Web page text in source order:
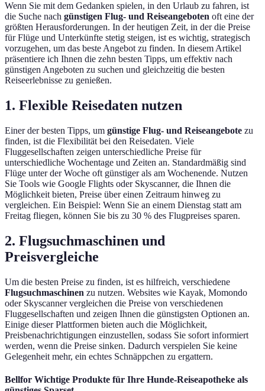
Wenn Sie mit dem Gedanken spielen, in den Urlaub zu fahren, ist
die Suche nach günstigen Flug- und Reiseangeboten oft eine der
größten Herausforderungen. In der heutigen Zeit, in der die Preise
für Flüge und Unterkünfte stetig steigen, ist es wichtig, strategisch
vorzugehen, um das beste Angebot zu finden. In diesem Artikel
präsentiere ich Ihnen die zehn besten Tipps, um effektiv nach
günstigen Angeboten zu suchen und gleichzeitig die besten
Reiseerlebnisse zu genießen.
1. Flexible Reisedaten nutzen
Einer der besten Tipps, um günstige Flug- und Reiseangebote zu
finden, ist die Flexibilität bei den Reisedaten. Viele
Fluggesellschaften zeigen unterschiedliche Preise für
unterschiedliche Wochentage und Zeiten an. Standardmäßig sind
Flüge unter der Woche oft günstiger als am Wochenende. Nutzen
Sie Tools wie Google Flights oder Skyscanner, die Ihnen die
Möglichkeit bieten, Preise über einen Zeitraum hinweg zu
vergleichen. Ein Beispiel: Wenn Sie an einem Dienstag statt am
Freitag fliegen, können Sie bis zu 30 % des Flugpreises sparen.
2. Flugsuchmaschinen und
Preisvergleiche
Um die besten Preise zu finden, ist es hilfreich, verschiedene
Flugsuchmaschinen zu nutzen. Websites wie Kayak, Momondo
oder Skyscanner vergleichen die Preise von verschiedenen
Fluggesellschaften und zeigen Ihnen die günstigsten Optionen an.
Einige dieser Plattformen bieten auch die Möglichkeit,
Preisbenachrichtigungen einzustellen, sodass Sie sofort informiert
werden, wenn die Preise sinken. Dadurch verspielen Sie keine
Gelegenheit mehr, ein echtes Schnäppchen zu ergattern.
Bellfor Wichtige Produkte für Ihre Hunde-Reiseapotheke als